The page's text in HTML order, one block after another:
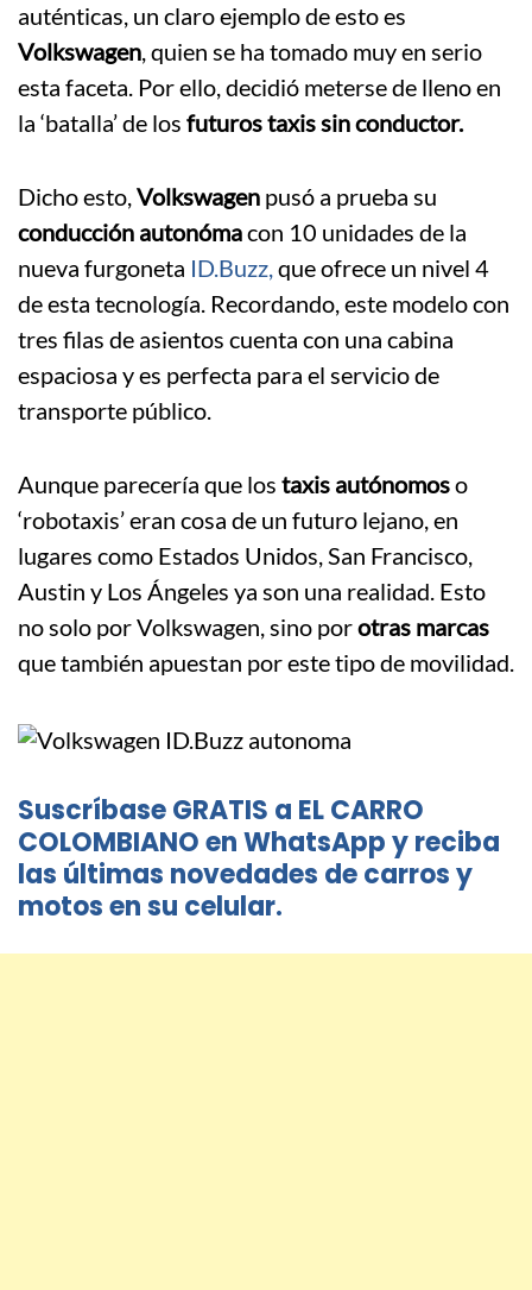
auténticas, un claro ejemplo de esto es
Volkswagen, quien se ha tomado muy en serio
esta faceta. Por ello, decidió meterse de lleno en
la ‘batalla’ de los futuros taxis sin conductor.
Dicho esto,Volkswagen pusó a prueba su
conducción autonómacon 10 unidades de la
nueva furgoneta ID.Buzz,que ofrece un nivel 4
de esta tecnología. Recordando, este modelo con
tres filas de asientos cuenta con una cabina
espaciosa y es perfecta para el servicio de
transporte público.
Aunque parecería que los taxis autónomoso
‘robotaxis’ eran cosa de un futuro lejano, en
lugares como Estados Unidos, San Francisco,
Austin y Los Ángeles ya son una realidad. Esto
no solo por Volkswagen, sino porotras marcas
que también apuestan por este tipo de movilidad.
Suscríbase GRATIS a EL CARRO
COLOMBIANO en WhatsApp y reciba
las últimas novedades de carros y
motos en su celular.